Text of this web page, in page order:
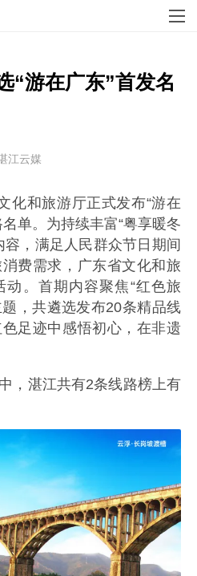
“游在广东”首发名
江云媒
化和旅游厅正式发布“游在
单。为持续丰富“粤享暖冬
容，满足人民群众节日期间
费需求，广东省文化和旅
。首期内容聚焦“红色旅
题，共遴选发布20条精品线
足迹中感悟初心，在非遗
，湛江共有2条线路榜上有